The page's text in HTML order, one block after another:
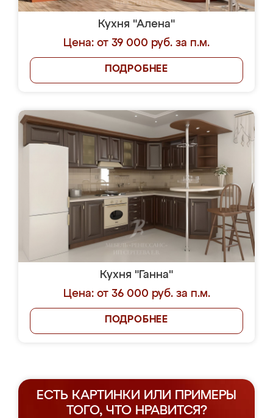
Кухня "Алена"
Цена: от 39 000 руб. за п.м.
ПОДРОБНЕЕ
Кухня "Ганна"
Цена: от 36 000 руб. за п.м.
ПОДРОБНЕЕ
ЕСТЬ КАРТИНКИ ИЛИ ПРИМЕРЫ
ТОГО, ЧТО НРАВИТСЯ?